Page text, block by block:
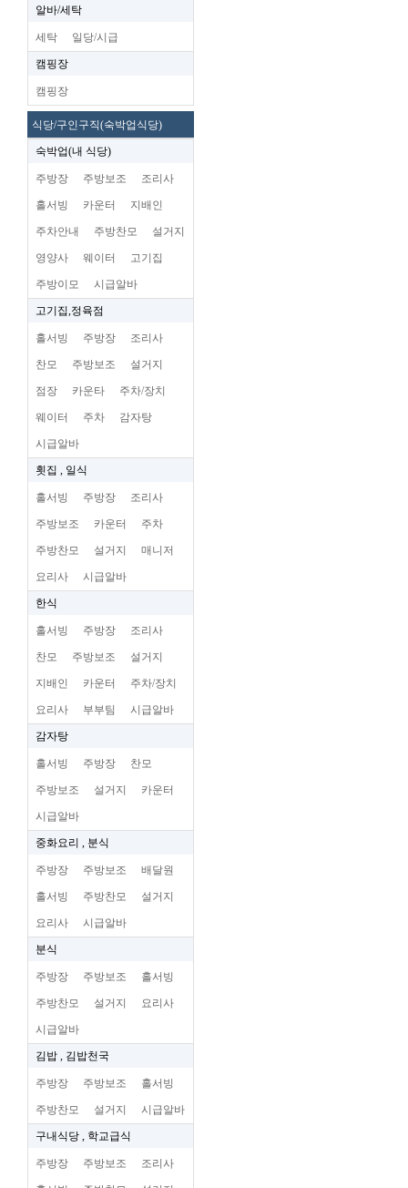
알바/세탁
세탁 일당/시급
캠핑장
캠핑장
식당/구인구직(숙박업식당)
숙박업(내 식당)
주방장 주방보조 조리사
홀서빙 카운터 지배인
주차안내 주방찬모 설거지
영양사 웨이터 고기집
주방이모 시급알바
고기집,정육점
홀서빙 주방장 조리사
찬모 주방보조 설거지
점장 카운타 주차/장치
웨이터 주차 감자탕
시급알바
횟집 , 일식
홀서빙 주방장 조리사
주방보조 카운터 주차
주방찬모 설거지 매니저
요리사 시급알바
한식
홀서빙 주방장 조리사
찬모 주방보조 설거지
지배인 카운터 주차/장치
요리사 부부팀 시급알바
감자탕
홀서빙 주방장 찬모
주방보조 설거지 카운터
시급알바
중화요리 , 분식
주방장 주방보조 배달원
홀서빙 주방찬모 설거지
요리사 시급알바
분식
주방장 주방보조 홀서빙
주방찬모 설거지 요리사
시급알바
김밥 , 김밥천국
주방장 주방보조 홀서빙
주방찬모 설거지 시급알바
구내식당 , 학교급식
주방장 주방보조 조리사